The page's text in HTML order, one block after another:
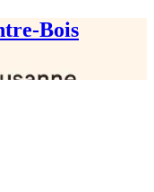
Bois